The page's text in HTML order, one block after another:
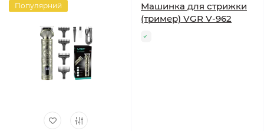
Популярний
Машинка для стрижки
(тример) VGR V-962